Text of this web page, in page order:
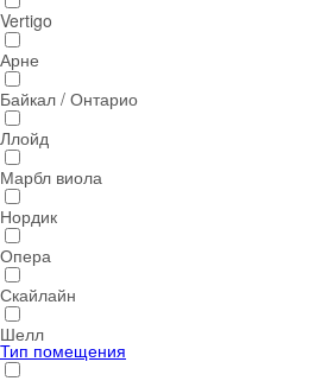
Vertigo
Арне
Байкал / Онтарио
Ллойд
Марбл виола
Нордик
Опера
Скайлайн
Шелл
Тип помещения